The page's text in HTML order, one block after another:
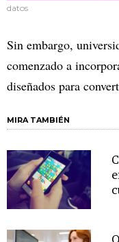
datos
Sin embargo,
comenzado a
diseñados para
MIRA TAMBIÉN